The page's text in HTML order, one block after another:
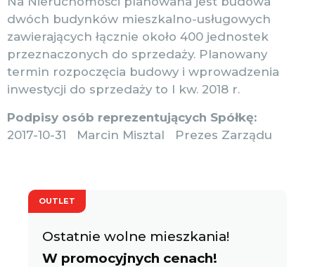
dwóch budynków mieszkalno-usługowych
zawierających łącznie około 400 jednostek
przeznaczonych do sprzedaży. Planowany
termin rozpoczęcia budowy i wprowadzenia
inwestycji do sprzedaży to I kw. 2018 r.
Podpisy osób reprezentujących Spółkę:
2017-10-31 Marcin Misztal Prezes Zarządu
OUTLET
Ostatnie wolne mieszkania!
W promocyjnych cenach!